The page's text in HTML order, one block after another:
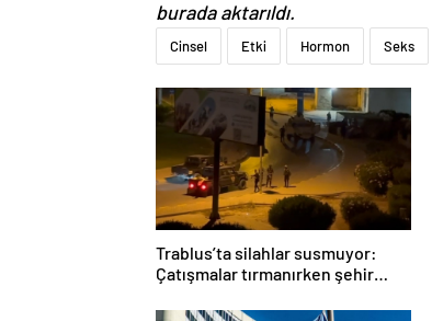
burada aktarıldı.
Cinsel Etki Hormon Seks
Trablus’ta silahlar susmuyor:
Çatışmalar tırmanırken şehir